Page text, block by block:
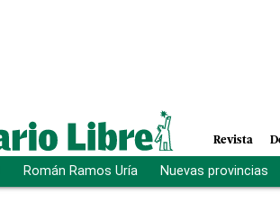
Revista
Román Ramos Uría Nuevas provincias